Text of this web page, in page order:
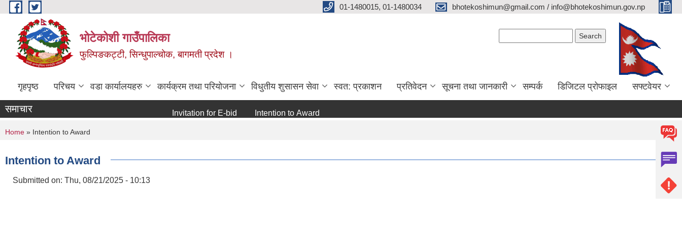
Skip to main content 01-1480015, 01-1480034 bhotekoshimun@gmail.com / info@bhotekoshimun.gov.np
भोटेकोशी गाउँपालिका
फुल्पिङकट्टी, सिन्धुपाल्चोक, बागमती प्रदेश ।
गृहपृष्ठ परिचय वडा कार्यालयहरु कार्यक्रम तथा परियोजना विधुतीय शुसासन सेवा स्वत: प्रकाशन प्रतिवेदन सूचना तथा जानकारी सम्पर्क डिजिटल प्रोफाइल सफ्टवेयर
समाचार Invitation for E-bid Intention to Award जो जस संग सम्बन्धित छ ।
You are here
Home » Intention to Award
Intention to Award
Submitted on: Thu, 08/21/2025 - 10:13